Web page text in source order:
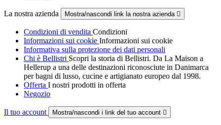
La nostra azienda Mostra/nascondi link la nostra azienda 
Condizioni di vendita Condizioni
Informazioni sui cookie Informazioni sui cookie
Informativa sulla protezione dei dati personali
Chi è Bellistri Scopri la storia di Bellistri. Da La Maison a
Hellerup a una delle destinazioni riconosciute in Danimarca
per bagni di lusso, cucine e artigianato europeo dal 1998.
Offerta I nostri prodotti in offerta
Negozio
Il tuo account Mostra/nascondi i link del tuo account 